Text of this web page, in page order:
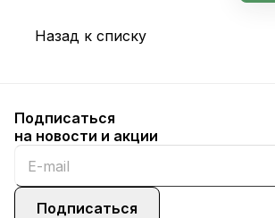
Назад к списку
Подписаться
на новости и акции
Подписаться